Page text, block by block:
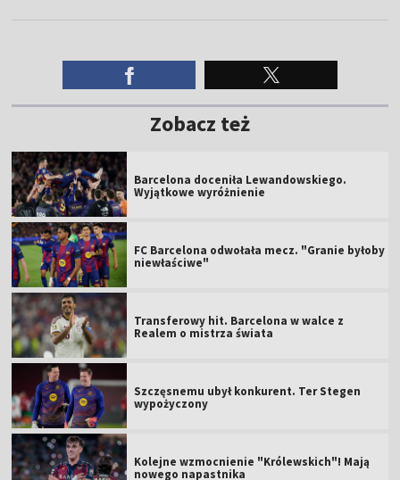
Zobacz też
Barcelona doceniła Lewandowskiego.
Wyjątkowe wyróżnienie
FC Barcelona odwołała mecz. "Granie byłoby
niewłaściwe"
Transferowy hit. Barcelona w walce z
Realem o mistrza świata
Szczęsnemu ubył konkurent. Ter Stegen
wypożyczony
Kolejne wzmocnienie "Królewskich"! Mają
nowego napastnika